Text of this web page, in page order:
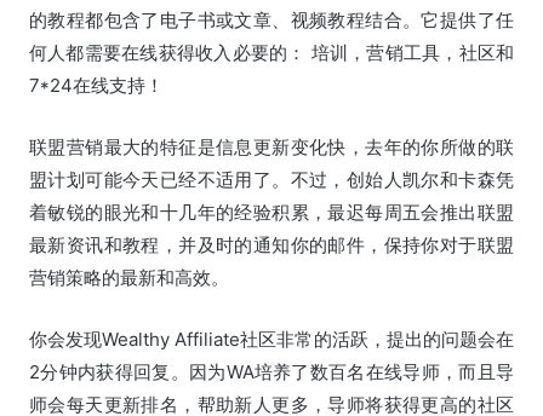
的教程都包含了电子书或文章、视频教程结合。它提供了任
何人都需要在线获得收入必要的： 培训，营销工具，社区和
7*24在线支持！
联盟营销最大的特征是信息更新变化快，去年的你所做的联
盟计划可能今天已经不适用了。不过，创始人凯尔和卡森凭
着敏锐的眼光和十几年的经验积累，最迟每周五会推出联盟
最新资讯和教程，并及时的通知你的邮件，保持你对于联盟
营销策略的最新和高效。
你会发现Wealthy Affiliate社区非常的活跃，提出的问题会在
2分钟内获得回复。因为WA培养了数百名在线导师，而且导
师会每天更新排名，帮助新人更多，导师将获得更高的社区